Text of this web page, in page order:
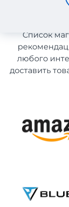
Список
любого
доставить